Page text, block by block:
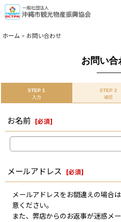
ホーム > お問い合わせ
お問い合
STEP 1
入力
STEP 2
確認
お名前 [必須]
メールアドレス [必須]
メールアドレスをお間違えの場合
意ください。
また、弊店からのお返事が迷惑メ